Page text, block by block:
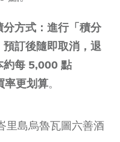
方式：進行「積分
訂後隨即取消，退
約每 5,000 點
率更划算。